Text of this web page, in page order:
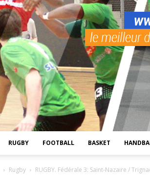
RUGBY FOOTBALL BASKET
Rugby RUGBY. Fédérale 3: Saint-Nazaire /